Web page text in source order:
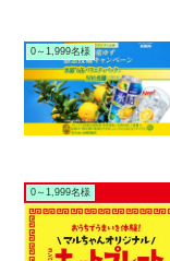
0～1,999名様
0～1,999名様